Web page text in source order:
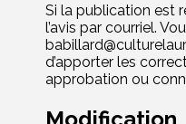
Si la publication est
l’avis par courriel.
d’apporter les
approbation ou